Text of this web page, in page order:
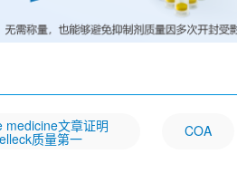
medicine文章证明
质量第一 COA